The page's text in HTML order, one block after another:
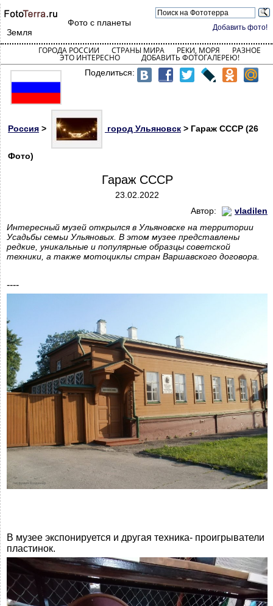
Добавить фото!
Фото с планеты
Земля
ГОРОДА РОССИИ СТРАНЫ МИРА РЕКИ, МОРЯ РАЗНОЕ
ЭТО ИНТЕРЕСНО ДОБАВИТЬ ФОТОГАЛЕРЕЮ!
Поделиться:
Россия > город Ульяновск > Гараж СССР (26
Фото)
Гараж СССР
23.02.2022
Автор:
vladilen
Интересный музей открылся в Ульяновске на территории
Усадьбы семьи Ульяновых. В этом музее представлены
редкие, уникальные и популярные образцы советской
техники, а также мотоциклы стран Варшавского договора.
----
В музее экспонируется и другая техника- проигрыватели
пластинок.